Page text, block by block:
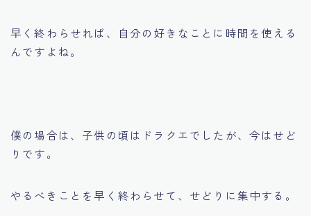
早く終わらせれば、自分の好きなことに時間を使える
んですよね。
僕の場合は、子供の頃はドラクエでしたが、今はせど
りです。
やるべきことを早く終わらせて、せどりに集中する。